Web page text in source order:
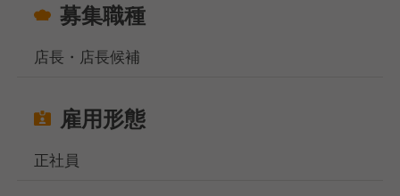
募集職種
店長・店長候補
雇用形態
正社員